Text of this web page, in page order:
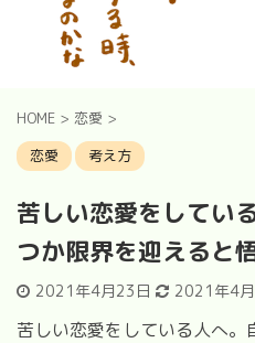
HOME > 恋愛 >
恋愛
考え方
苦しい恋愛をしてい
つか限界を迎えると
2021年4月23日 2021年4
苦しい恋愛をしている人へ